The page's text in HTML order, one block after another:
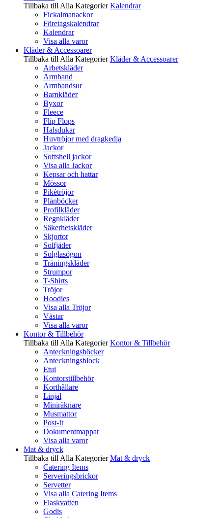
Tillbaka till Alla Kategorier Kalendrar
Fickalmanackor
Företagskalendrar
Kalendrar
Visa alla varor
Kläder & Accessoarer
Tillbaka till Alla Kategorier Kläder & Accessoarer
Arbetskläder
Armband
Armbandsur
Barnkläder
Byxor
Fleece
Flip Flops
Halsdukar
Huvtröjor med dragkedja
Jackor
Softshell jackor
Visa alla Jackor
Kepsar och hattar
Mössor
Pikétröjor
Plånböcker
Profilkläder
Regnkläder
Säkerhetskläder
Skjortor
Solfjäder
Solglasögon
Träningskläder
Strumpor
T-Shirts
Tröjor
Hoodies
Visa alla Tröjor
Västar
Visa alla varor
Kontor & Tillbehör
Tillbaka till Alla Kategorier Kontor & Tillbehör
Anteckningsböcker
Anteckningsblock
Etui
Kontorstillbehör
Korthållare
Linjal
Miniräknare
Musmattor
Post-It
Dokumentmappar
Visa alla varor
Mat & dryck
Tillbaka till Alla Kategorier Mat & dryck
Catering Items
Serveringsbrickor
Servetter
Visa alla Catering Items
Flaskvatten
Godis